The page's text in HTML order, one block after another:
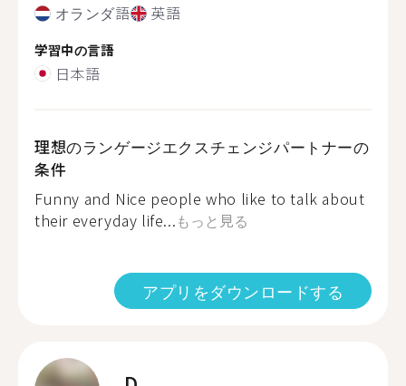
オランダ語 英語
学習中の言語
日本語
理想のランゲージエクスチェンジパートナーの
条件
Funny and Nice people who like to talk about
their everyday life...もっと見る
アプリをダウンロードする